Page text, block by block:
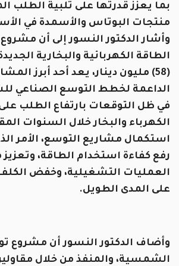
بما يعزز قدرتها على تلبية الطلب
منتجات البوتاس والأسمدة في
وأشار الدكتور النسور إلى أن
الطاقة الكهربائية والبخارية
(58) مليون دينار، يعد أحد أبرز
الداعمة لخطط التوسع الصناعي
في ظل التوقعات بارتفاع الطلب
الكهرباء والبخار خلال السنوات
استكمال مشاريع التوسع، الأمر
رفع كفاءة استخدام الطاقة، وتعزيز
العمليات التشغيلية، وخفض
على المدى الطويل.
وأضاف الدكتور النسور أن مشروع
الشمسية، والمنفذ من خلال